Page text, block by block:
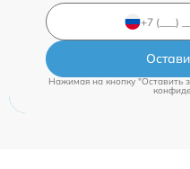
Нажимая на кнопку "Оставить